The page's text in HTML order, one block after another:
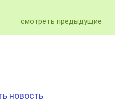
смотреть предыдущие
новость